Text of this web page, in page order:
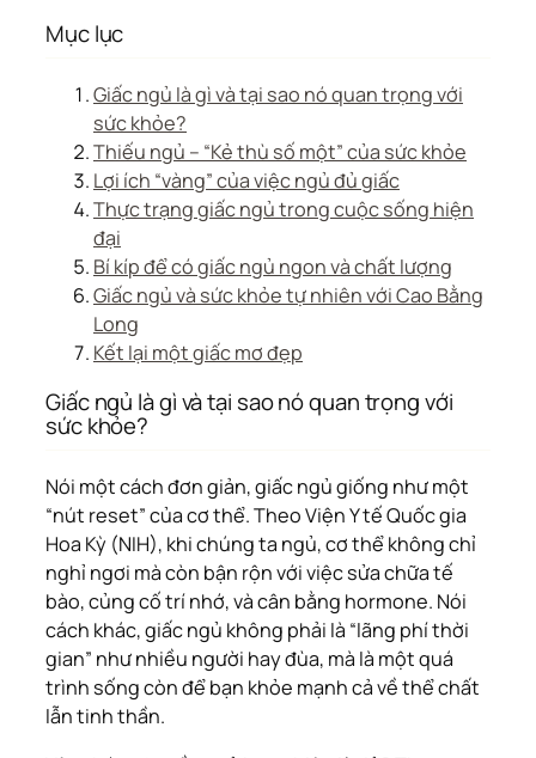
Mục lục
Giấc ngủ là gì và tại sao nó quan trọng với
sức khỏe?
Thiếu ngủ – “Kẻ thù số một” của sức khỏe
Lợi ích “vàng” của việc ngủ đủ giấc
Thực trạng giấc ngủ trong cuộc sống hiện
đại
Bí kíp để có giấc ngủ ngon và chất lượng
Giấc ngủ và sức khỏe tự nhiên với Cao Bằng
Long
Kết lại một giấc mơ đẹp
Giấc ngủ là gì và tại sao nó quan trọng với
sức khỏe?
Nói một cách đơn giản, giấc ngủ giống như một
“nút reset” của cơ thể. Theo Viện Y tế Quốc gia
Hoa Kỳ (NIH), khi chúng ta ngủ, cơ thể không chỉ
nghỉ ngơi mà còn bận rộn với việc sửa chữa tế
bào, củng cố trí nhớ, và cân bằng hormone. Nói
cách khác, giấc ngủ không phải là “lãng phí thời
gian” như nhiều người hay đùa, mà là một quá
trình sống còn để bạn khỏe mạnh cả về thể chất
lẫn tinh thần.